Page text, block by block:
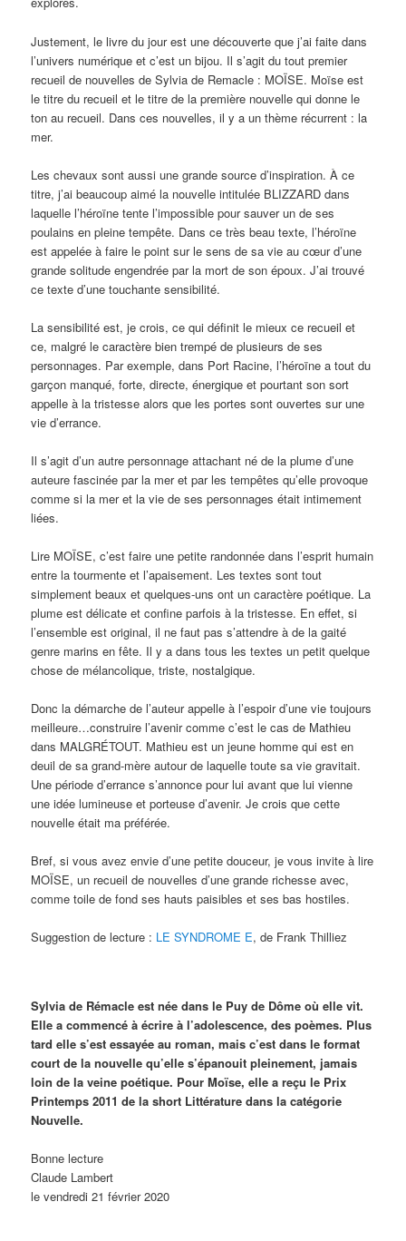
Justement, le livre du jour est une découverte que j’ai faite dans
l’univers numérique et c’est un bijou. Il s’agit du tout premier
recueil de nouvelles de Sylvia de Remacle : MOÏSE. Moïse est
le titre du recueil et le titre de la première nouvelle qui donne le
ton au recueil. Dans ces nouvelles, il y a un thème récurrent : la
mer.
Les chevaux sont aussi une grande source d’inspiration. À ce
titre, j’ai beaucoup aimé la nouvelle intitulée BLIZZARD dans
laquelle l’héroïne tente l’impossible pour sauver un de ses
poulains en pleine tempête. Dans ce très beau texte, l’héroïne
est appelée à faire le point sur le sens de sa vie au cœur d’une
grande solitude engendrée par la mort de son époux. J’ai trouvé
ce texte d’une touchante sensibilité.
La sensibilité est, je crois, ce qui définit le mieux ce recueil et
ce, malgré le caractère bien trempé de plusieurs de ses
personnages. Par exemple, dans Port Racine, l’héroïne a tout du
garçon manqué, forte, directe, énergique et pourtant son sort
appelle à la tristesse alors que les portes sont ouvertes sur une
vie d’errance.
Il s’agit d’un autre personnage attachant né de la plume d’une
auteure fascinée par la mer et par les tempêtes qu’elle provoque
comme si la mer et la vie de ses personnages était intimement
liées.
Lire MOÏSE, c’est faire une petite randonnée dans l’esprit humain
entre la tourmente et l’apaisement. Les textes sont tout
simplement beaux et quelques-uns ont un caractère poétique. La
plume est délicate et confine parfois à la tristesse. En effet, si
l’ensemble est original, il ne faut pas s’attendre à de la gaité
genre marins en fête. Il y a dans tous les textes un petit quelque
chose de mélancolique, triste, nostalgique.
Donc la démarche de l’auteur appelle à l’espoir d’une vie toujours
meilleure…construire l’avenir comme c’est le cas de Mathieu
dans MALGRÉTOUT. Mathieu est un jeune homme qui est en
deuil de sa grand-mère autour de laquelle toute sa vie gravitait.
Une période d’errance s’annonce pour lui avant que lui vienne
une idée lumineuse et porteuse d’avenir. Je crois que cette
nouvelle était ma préférée.
Bref, si vous avez envie d’une petite douceur, je vous invite à lire
MOÏSE, un recueil de nouvelles d’une grande richesse avec,
comme toile de fond ses hauts paisibles et ses bas hostiles.
Suggestion de lecture : LE SYNDROME E, de Frank Thilliez
Sylvia de Rémacle est née dans le Puy de Dôme où elle vit.
Elle a commencé à écrire à l’adolescence, des poèmes. Plus
tard elle s’est essayée au roman, mais c’est dans le format
court de la nouvelle qu’elle s’épanouit pleinement, jamais
loin de la veine poétique. Pour Moïse, elle a reçu le Prix
Printemps 2011 de la short Littérature dans la catégorie
Nouvelle.
Bonne lecture
Claude Lambert
le vendredi 21 février 2020